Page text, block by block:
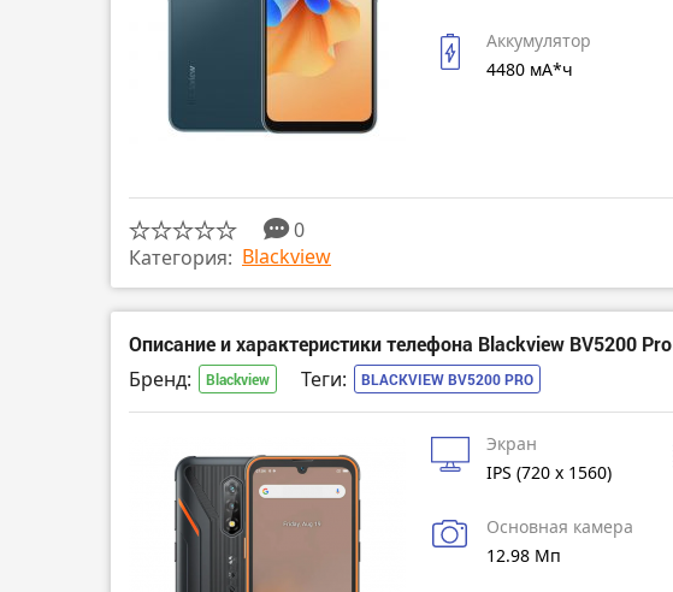
Аккумулятор
4480 мА*ч
0
Категория: Blackview
Описание и характеристики телефона Blackview BV5200 Pro
Бренд: Blackview Теги: BLACKVIEW BV5200 PRO
Экран
IPS (720 x 1560)
Основная камера
12.98 Мп